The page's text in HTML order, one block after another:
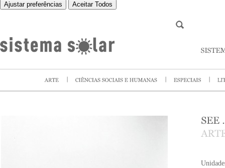
Ajustar preferências Aceitar Todos